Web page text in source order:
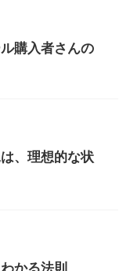
購入者さんの
、理想的な状
かる法則